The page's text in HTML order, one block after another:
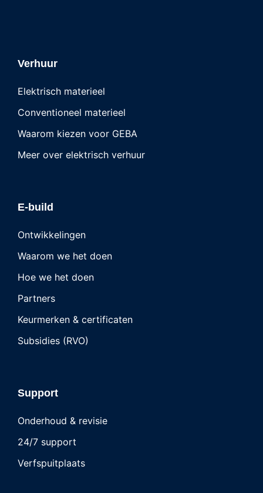
Verhuur
Elektrisch materieel
Conventioneel materieel
Waarom kiezen voor GEBA
Meer over elektrisch verhuur
E-build
Ontwikkelingen
Waarom we het doen
Hoe we het doen
Partners
Keurmerken & certificaten
Subsidies (RVO)
Support
Onderhoud & revisie
24/7 support
Verfspuitplaats